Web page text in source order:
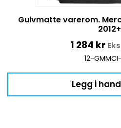
Gulvmatte varerom.
2012+
1 284 kr
12-
Legg i